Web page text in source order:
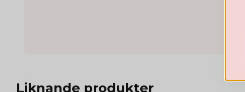
Liknande produkter